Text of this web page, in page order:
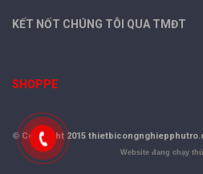
KẾT NỐT CHÚNG TÔI QUA TMĐT
SHOPPE
©Copyright 2015
Website đang chạy